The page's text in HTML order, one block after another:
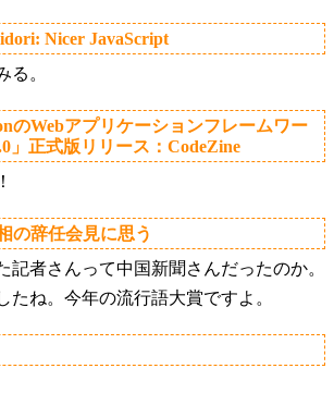
Nicer JavaScript
る。
のWebアプリケーションフレームワー
」正式版リリース：CodeZine
の辞任会見に思う
記者さんって中国新聞さんだったのか。
たね。今年の流行語大賞ですよ。